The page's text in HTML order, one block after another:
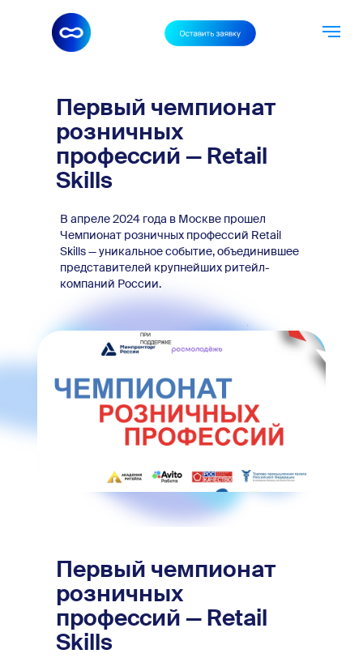
В апреле 2024 года в Москве прошел
Чемпионат розничных профессий Retail
Skills — уникальное событие, объединившее
представителей крупнейших ритейл-
компаний России.
Первый чемпионат
розничных
профессий — Retail
Skills
Первый чемпионат
розничных
профессий — Retail
Skills